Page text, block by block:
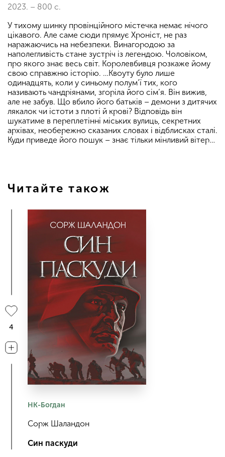
2023. – 800 с.
У тихому шинку провінційного містечка немає нічого
цікавого. Але саме сюди прямує Хроніст, не раз
наражаючись на небезпеки. Винагородою за
наполегливість стане зустріч із легендою. Чоловіком,
про якого знає весь світ. Королевбивця розкаже йому
свою справжню історію. …Квоуту було лише
одинадцять, коли у синьому полум’ї тих, кого
називають чандріянами, згоріла його сім’я. Він вижив,
але не забув. Що вбило його батьків – демони з дитячих
лякалок чи істоти з плоті й крові? Відповідь він
шукатиме в переплетінні міських вулиць, секретних
архівах, необережно сказаних словах і відблисках сталі.
Куди приведе його пошук – знає тільки мінливий вітер…
Читайте також
НК-Богдан
Сорж Шаландон
Син паскуди
4